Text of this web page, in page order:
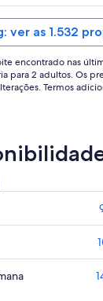
ver as 1.532
encontrado nas
para 2 adultos. Os
Termos